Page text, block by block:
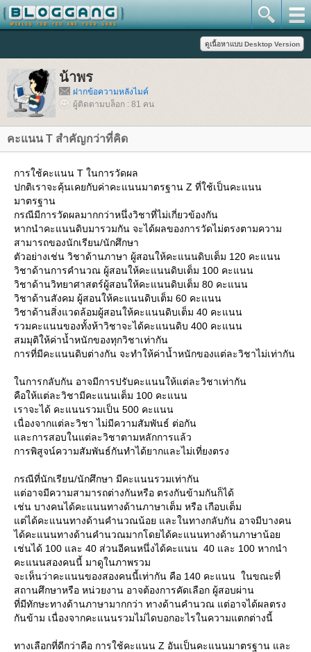
น้าพร
ฝากข้อความหลังไมค์
ผู้ติดตามบล็อก : 81 คน
คะแนน T สำคัญกว่าที่คิด
การใช้คะแนน T ในการวัดผล
ปกติเราจะคุ้นเคยกับค่าคะแนนมาตรฐาน Z ที่ใช้เป็นคะแนน
มาตรฐาน
กรณีมีการวัดผลมากกว่าหนึ่งวิชาที่ไม่เกี่ยวข้องกัน
หากนำคะแนนดิบมารวมกัน จะได้ผลของการวัดไม่ตรงตามความ
สามารถของนักเรียน/นักศึกษา
ตัวอย่างเช่น วิชาด้านภาษา ผู้สอนให้คะแนนดิบเต็ม 120 คะแนน
วิชาด้านการคำนวณ ผู้สอนให้คะแนนดิบเต็ม 100 คะแนน
วิชาด้านวิทยาศาสตร์ผู้สอนให้คะแนนดิบเต็ม 80 คะแนน
วิชาด้านสังคม ผู้สอนให้คะแนนดิบเต็ม 60 คะแนน
วิชาด้านสิ่งแวดล้อมผู้สอนให้คะแนนดิบเต็ม 40 คะแนน
รวมคะแนนของทั้งห้าวิชาจะได้คะแนนดิบ 400 คะแนน
สมมุติให้ค่าน้ำหนักของทุกวิชาเท่ากัน
การที่มีคะแนนดิบต่างกัน จะทำให้ค่าน้ำหนักของแต่ละวิชาไม่เท่ากัน
นการกลับกัน อาจมีการปรับคะแนนให้แต่ละวิชาเท่ากัน
คือให้แต่ละวิชามีคะแนนเต็ม 100 คะแนน
เราจะได้ คะแนนรวมเป็น 500 คะแนน
เนื่องจากแต่ละวิชา ไม่มีความสัมพันธ์ ต่อกัน
ละการสอบในแต่ละวิชาตามหลักการแล้ว
การพิสูจน์ความสัมพันธ์กันทำได้ยากและไม่เที่ยงตรง
กรณีที่นักเรียน/นักศึกษา มีคะแนนรวมเท่ากัน
ต่อาจมีความสามารถต่างกันหรือ ตรงกันข้ามกันก็ได้
เช่น บางคนได้คะแนนทางด้านภาษาเต็ม หรือ เกือบเต็ม
ต่ได้คะแนนทางด้านคำนวณน้อย และในทางกลับกัน อาจมีบางคน
ได้คะแนนทางด้านคำนวณมากโดยได้คะแนนทางด้านภาษาน้อ
เช่นได้ 100 และ 40 ส่วนอีคนหนึ่งได้คะแนน 40 และ 100 หากนำ
คะแนนสองคนนี้ มาดูในภาพรวม
จะเห็นว่าคะแนนของสองคนนี้เท่ากัน คือ 140 คะแนน ในขณะที่
สถานศึกษาหรือ หน่วยงาน อาจต้องการคัดเลือก ผู้สอบผ่าน
ที่มีทักษะทางด้านภาษามากกว่า ทางด้านคำนวณ แต่อาจได้ผลตรง
กันข้าม เนื่องจากคะแนนรวมไม่ไดบอกอะไรในความแตกต่างนี้
ทางเลือกที่ดีกว่าคือ การใช้คะแนน Z อันเป็นคะแนนมาตรฐาน และ